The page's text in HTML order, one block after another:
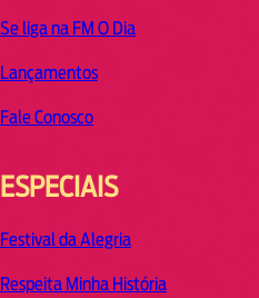
Se liga na FM O Dia
Lançamentos
Fale Conosco
ESPECIAIS
Festival da Alegria
Respeita Minha História